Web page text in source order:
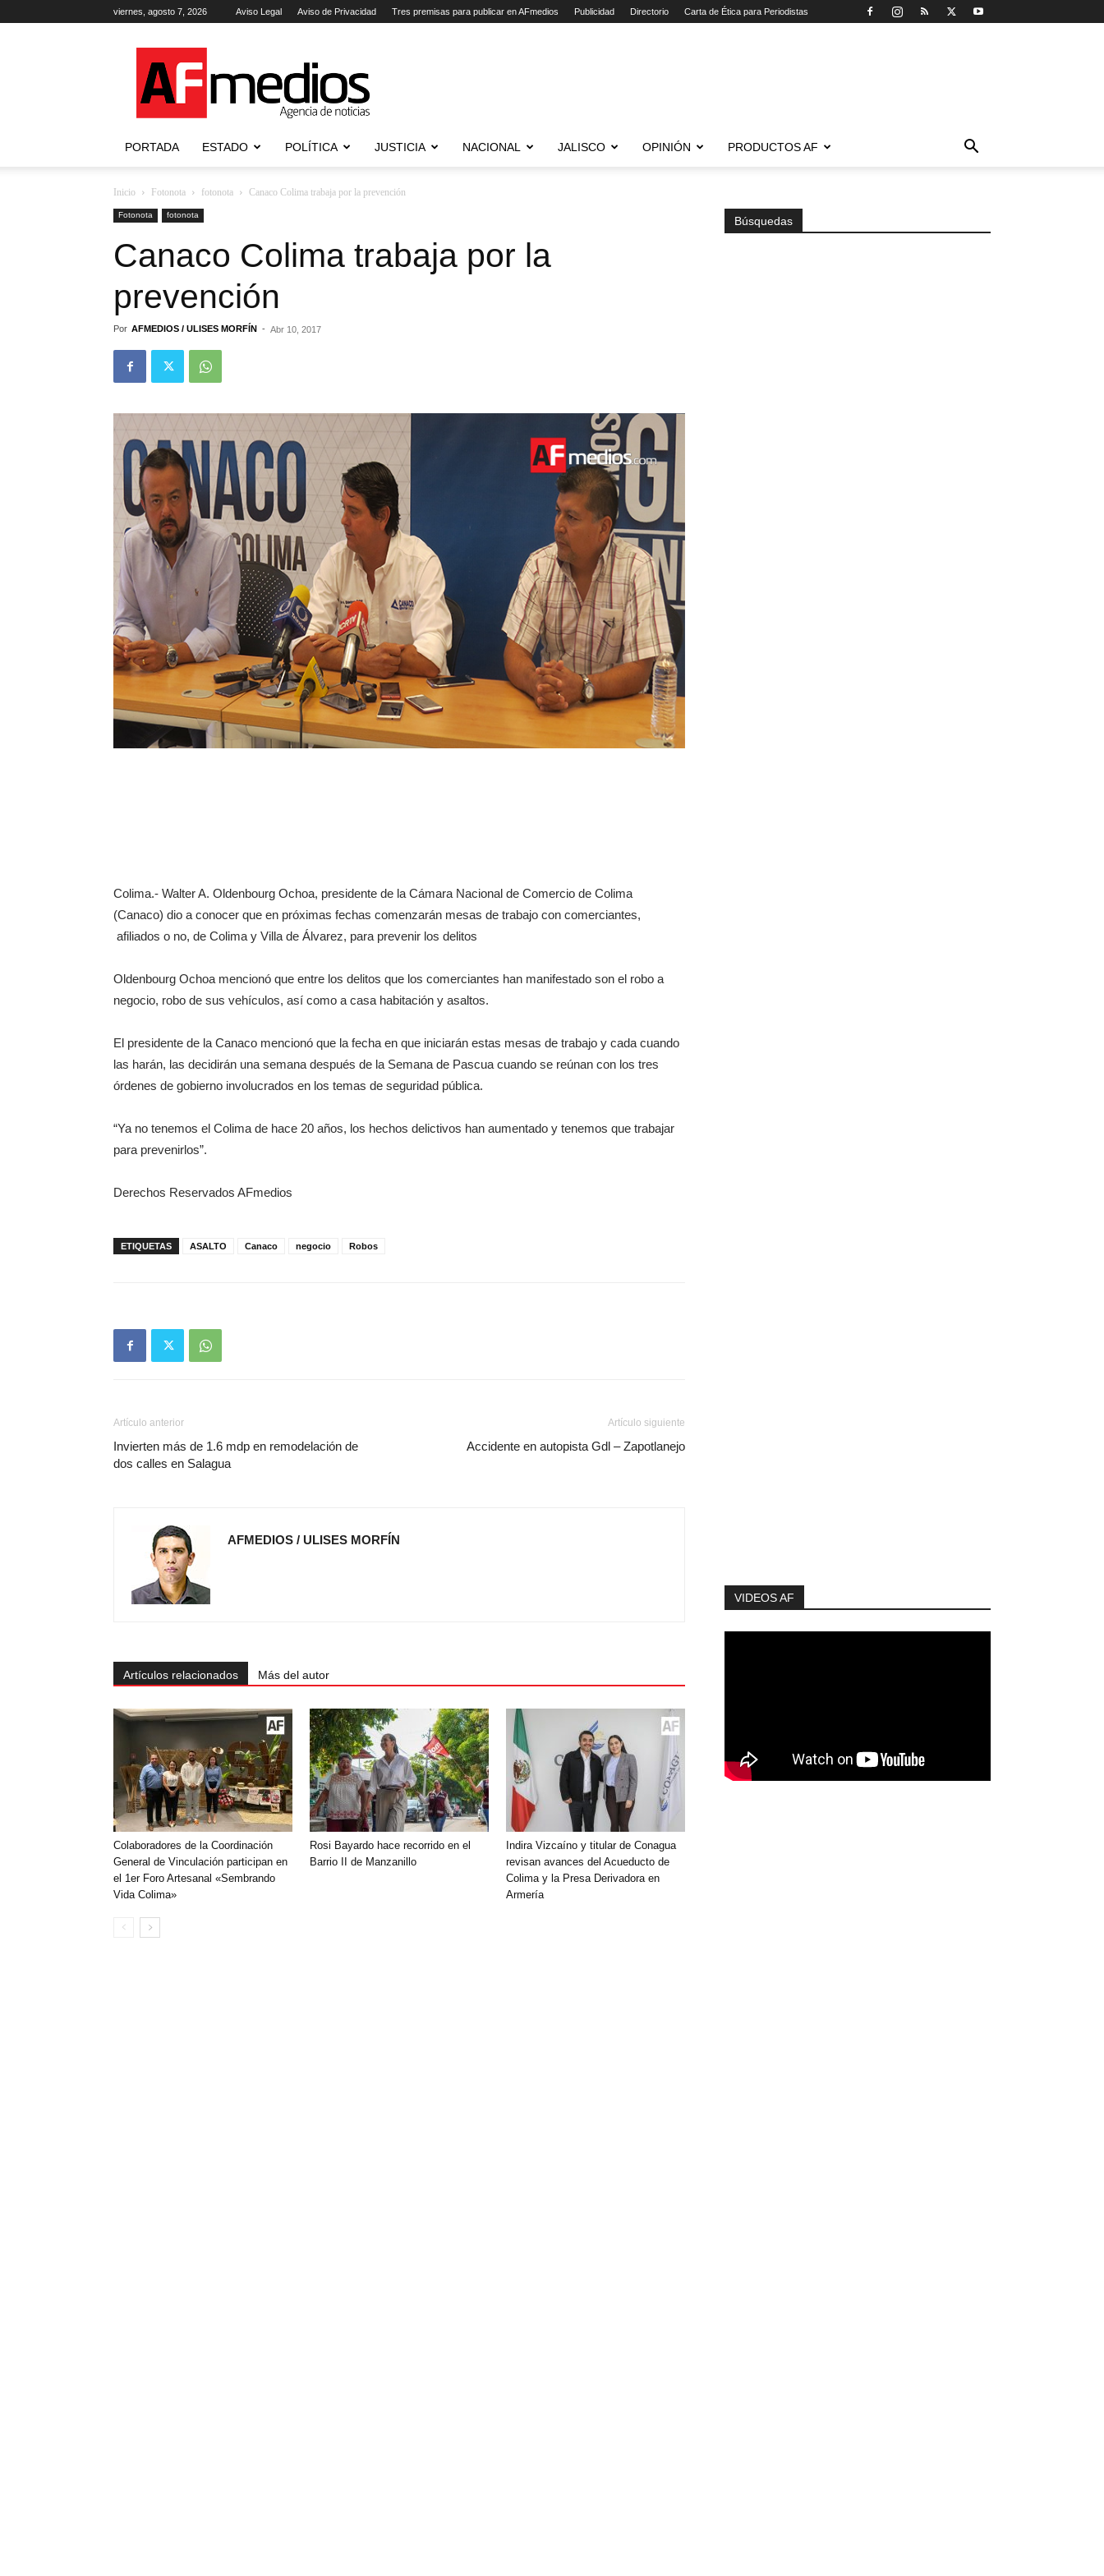
viernes, agosto 7, 2026 Aviso Legal Aviso de Privacidad Tres premisas para publicar en AFmedios Publicidad Directorio Carta de Ética para Periodistas
Agencia
de
Noticias
PORTADA ESTADO POLÍTICA JUSTICIA NACIONAL JALISCO OPINIÓN PRODUCTOS AF
Inicio Fotonota fotonota Canaco Colima trabaja por la prevención
Fotonota fotonota
Canaco Colima trabaja por la
prevención
Por AFMEDIOS / ULISES MORFÍN - Abr 10, 2017
Colima.- Walter A. Oldenbourg Ochoa, presidente de la Cámara Nacional de Comercio de Colima
(Canaco) dio a conocer que en próximas fechas comenzarán mesas de trabajo con comerciantes,
afiliados o no, de Colima y Villa de Álvarez, para prevenir los delitos
Oldenbourg Ochoa mencionó que entre los delitos que los comerciantes han manifestado son el robo a
negocio, robo de sus vehículos, así como a casa habitación y asaltos.
El presidente de la Canaco mencionó que la fecha en que iniciarán estas mesas de trabajo y cada cuando
las harán, las decidirán una semana después de la Semana de Pascua cuando se reúnan con los tres
órdenes de gobierno involucrados en los temas de seguridad pública.
“Ya no tenemos el Colima de hace 20 años, los hechos delictivos han aumentado y tenemos que trabajar
para prevenirlos”.
Derechos Reservados AFmedios
ETIQUETAS ASALTO Canaco negocio Robos
Artículo anterior
Invierten más de 1.6 mdp en remodelación de
dos calles en Salagua
Artículo siguiente
Accidente en autopista Gdl – Zapotlanejo
AFMEDIOS / ULISES MORFÍN
Artículos relacionados Más del autor
Colaboradores de la Coordinación
General de Vinculación participan en
el 1er Foro Artesanal «Sembrando
Vida Colima»
Rosi Bayardo hace recorrido en el
Barrio II de Manzanillo
Indira Vizcaíno y titular de Conagua
revisan avances del Acueducto de
Colima y la Presa Derivadora en
Armería
Búsquedas
VIDEOS AF